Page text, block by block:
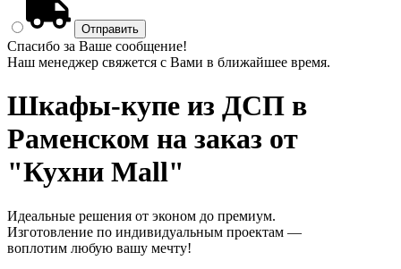
Спасибо за Ваше сообщение!
Наш менеджер свяжется с Вами в ближайшее время.
Шкафы-купе из ДСП в
Раменском на заказ от
"Кухни Mall"
Идеальные решения от эконом до премиум.
Изготовление по индивидуальным проектам —
воплотим любую вашу мечту!